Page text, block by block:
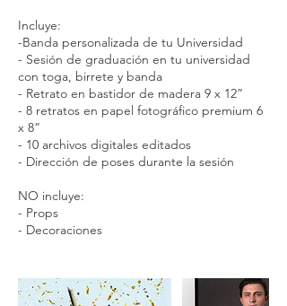
Incluye:
-Banda personalizada de tu Universidad
- Sesión de graduación en tu universidad
con toga, birrete y banda
- Retrato en bastidor de madera 9 x 12”
- 8 retratos en papel fotográfico premium 6
x 8”
- 10 archivos digitales editados
- Dirección de poses durante la sesión
NO incluye:
- Props
- Decoraciones